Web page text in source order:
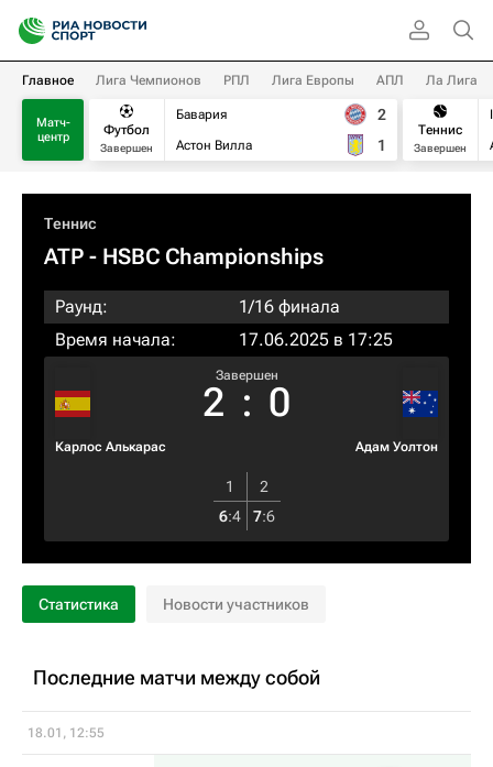
Главное Лига Чемпионов РПЛ Лига Европы АПЛ Ла Лига
Матч-
центр
Футбол
Завершен
Бавария
Астон Вилла
2
1
Теннис
Завершен
Теннис
ATP - HSBC Championships
Раунд:
1/16 финала
Время начала:
17.06.2025 в 17:25
Карлос Алькарас
Завершен
2 : 0
Адам Уолтон
1
2
6:4 7:6
Статистика Новости участников
Последние матчи между собой
18.01, 12:55